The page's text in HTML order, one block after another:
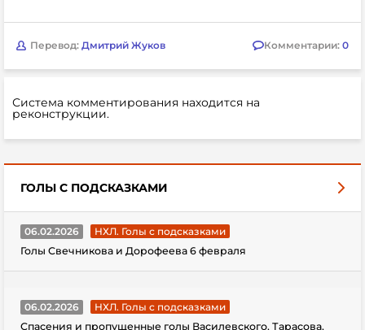
Перевод: Дмитрий Жуков Комментарии: 0
Система комментирования находится на
реконструкции.
ГОЛЫ С ПОДСКАЗКАМИ
06.02.2026
НХЛ. Голы с подсказками
Голы Свечникова и Дорофеева 6 февраля
06.02.2026
НХЛ. Голы с подсказками
Спасения и пропущенные голы Василевского, Тарасова,